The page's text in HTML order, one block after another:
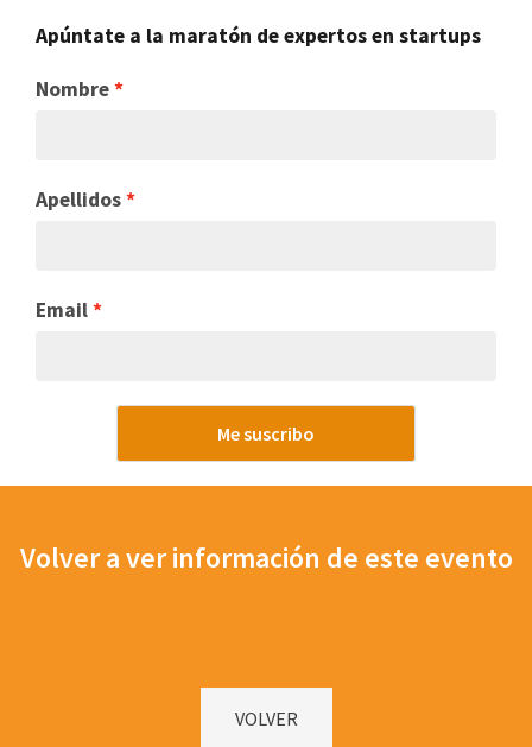
Apúntate a la maratón de expertos en startups
Nombre
Apellidos
Email
Me suscribo
Volver a ver información de este evento
VOLVER